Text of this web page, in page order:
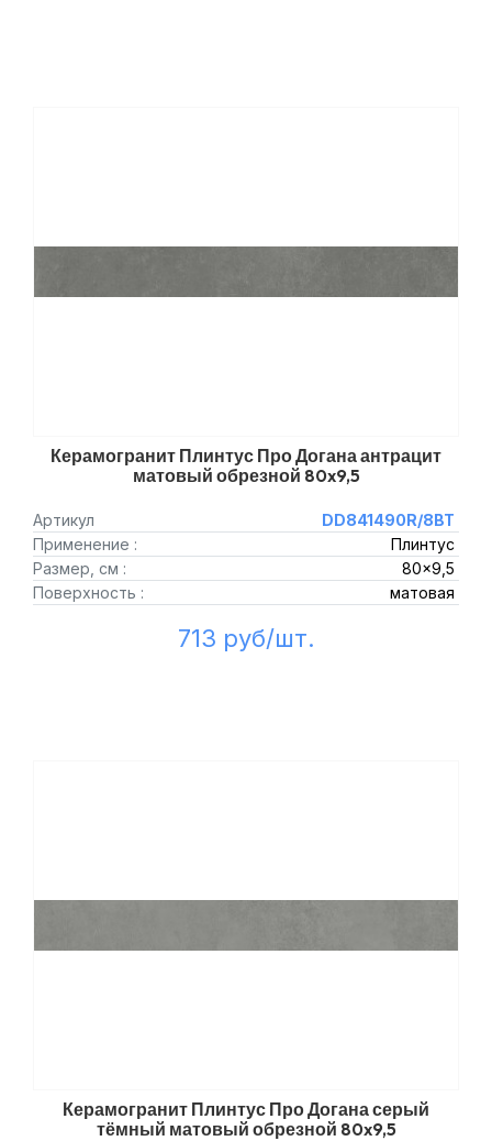
Керамогранит Плинтус Про Догана антрацит
матовый обрезной 80x9,5
Артикул
DD841490R/8BT
Применение :
Плинтус
Размер, см :
80x9,5
Поверхность :
матовая
713 руб/шт.
Керамогранит Плинтус Про Догана серый
тёмный матовый обрезной 80x9,5